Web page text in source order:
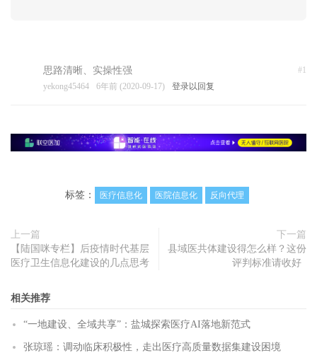
#1
思路清晰、实操性强
yekong45464 6年前 (2020-09-17) 登录以回复
标签： 医疗信息化 医院信息化 反向代理
上一篇
【陆国咪专栏】后疫情时代基层
医疗卫生信息化建设的几点思考
下一篇
县域医共体建设得怎么样？这份
评判标准请收好
相关推荐
“一地建设、全域共享”：盐城探索医疗AI落地新范式
张琼瑶：调动临床积极性，走出医疗高质量数据集建设困境